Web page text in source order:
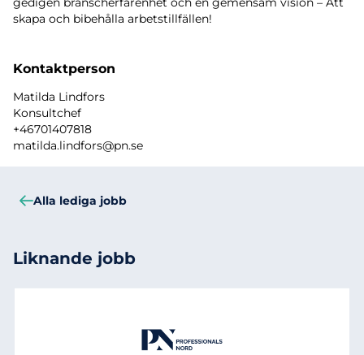
skapa och bibehålla arbetstillfällen!
Kontaktperson
Matilda Lindfors
Konsultchef
+46701407818
matilda.lindfors@pn.se
Alla lediga jobb
Liknande jobb